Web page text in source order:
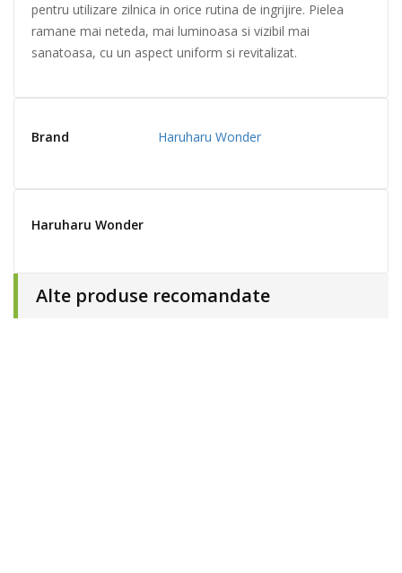
pentru utilizare zilnica in orice rutina de ingrijire. Pielea
ramane mai neteda, mai luminoasa si vizibil mai
sanatoasa, cu un aspect uniform si revitalizat.
Brand Haruharu Wonder
Haruharu Wonder
Alte produse recomandate